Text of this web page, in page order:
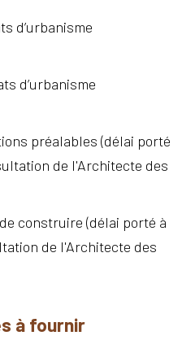
d’urbanisme
d’urbanisme
préalables (délai porté
de l'Architecte des
construire (délai porté à
de l'Architecte des
à fournir